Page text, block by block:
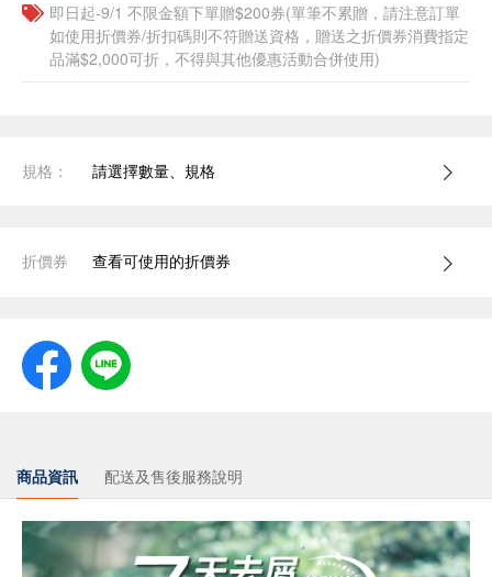
即日起-9/1 不限金額下單贈$200券(單筆不累贈，請注意訂單
如使用折價券/折扣碼則不符贈送資格，贈送之折價券消費指定
品滿$2,000可折，不得與其他優惠活動合併使用)
規格： 請選擇數量、規格
折價券 查看可使用的折價券
商品資訊 配送及售後服務說明